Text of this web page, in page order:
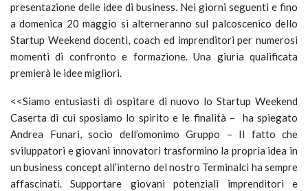
presentazione delle idee di business. Nei giorni seguenti e fino
a domenica 20 maggio si alterneranno sul palcoscenico dello
Startup Weekend docenti, coach ed imprenditori per numerosi
momenti di confronto e formazione. Una giuria qualificata
premierà le idee migliori.
<<Siamo entusiasti di ospitare di nuovo lo Startup Weekend
Caserta di cui sposiamo lo spirito e le finalità – ha spiegato
Andrea Funari, socio dell’omonimo Gruppo – Il fatto che
sviluppatori e giovani innovatori trasformino la propria idea in
un business concept all’interno del nostro Terminalci ha sempre
affascinati. Supportare giovani potenziali imprenditori e